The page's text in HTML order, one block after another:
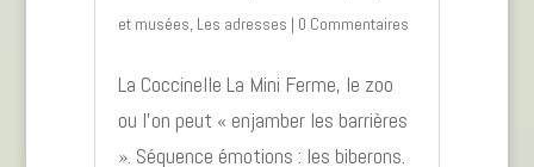
et musées, Les adresses | 0 Commentaires
La Coccinelle La Mini Ferme, le zoo
ou l’on peut « enjamber les barrières
». Séquence émotions : les biberons.